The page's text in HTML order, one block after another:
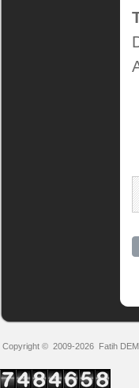
Copyright © 2009-2026 Fatih